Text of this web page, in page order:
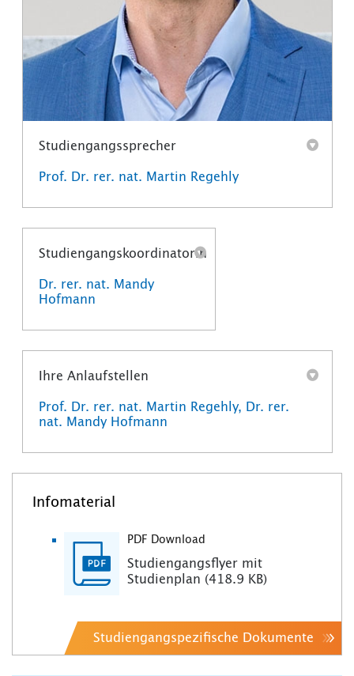
Studiengangssprecher
Prof. Dr. rer. nat. Martin Regehly
Studiengangskoordinatorin
Dr. rer. nat. Mandy
Hofmann
Ihre Anlaufstellen
Prof. Dr. rer. nat. Martin Regehly, Dr. rer.
nat. Mandy Hofmann
Infomaterial
PDF Download
Studiengangsflyer mit
Studienplan (418.9 KB)
Studiengangspezifische Dokumente